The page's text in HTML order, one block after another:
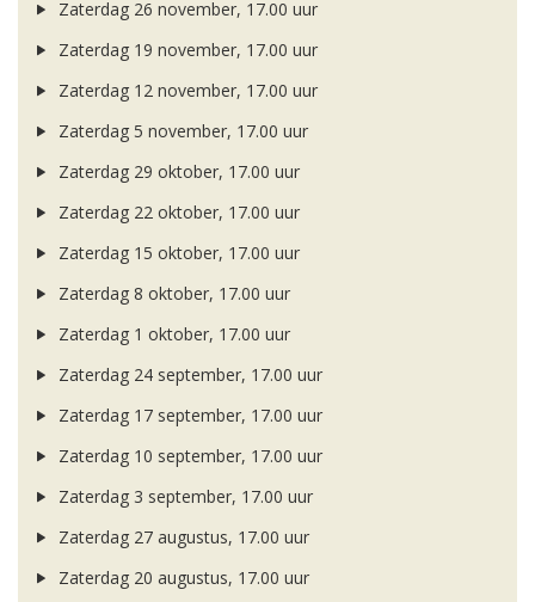
Zaterdag 26 november, 17.00 uur
Zaterdag 19 november, 17.00 uur
Zaterdag 12 november, 17.00 uur
Zaterdag 5 november, 17.00 uur
Zaterdag 29 oktober, 17.00 uur
Zaterdag 22 oktober, 17.00 uur
Zaterdag 15 oktober, 17.00 uur
Zaterdag 8 oktober, 17.00 uur
Zaterdag 1 oktober, 17.00 uur
Zaterdag 24 september, 17.00 uur
Zaterdag 17 september, 17.00 uur
Zaterdag 10 september, 17.00 uur
Zaterdag 3 september, 17.00 uur
Zaterdag 27 augustus, 17.00 uur
Zaterdag 20 augustus, 17.00 uur